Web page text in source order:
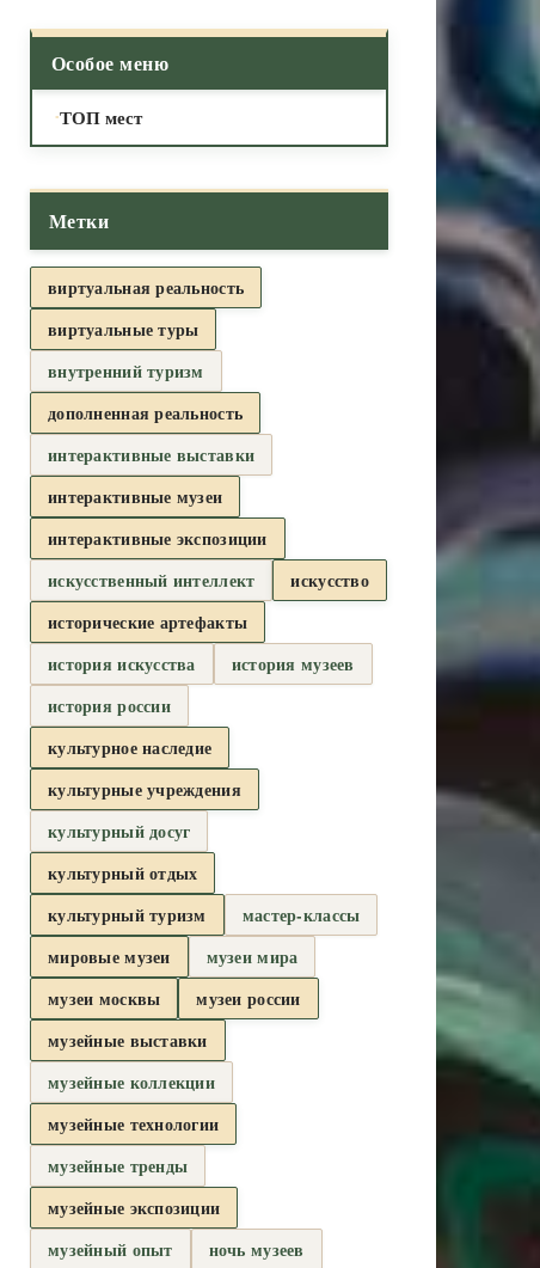
Особое меню
ТОП мест
Метки
виртуальная реальность
виртуальные туры
внутренний туризм
дополненная реальность
интерактивные выставки
интерактивные музеи
интерактивные экспозиции
искусственный интеллект
искусство
исторические артефакты
история искусства
история музеев
история россии
культурное наследие
культурные учреждения
культурный досуг
культурный отдых
культурный туризм
мастер-классы
мировые музеи
музеи мира
музеи москвы
музеи россии
музейные выставки
музейные коллекции
музейные технологии
музейные тренды
музейные экспозиции
музейный опыт
ночь музеев